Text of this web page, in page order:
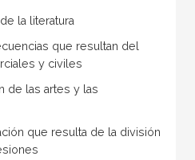
la literatura
que resultan del
y civiles
de las artes y las
que resulta de la división